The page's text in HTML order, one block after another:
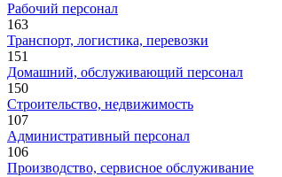
Рабочий персонал
163
Транспорт, логистика, перевозки
151
Домашний, обслуживающий персонал
150
Строительство, недвижимость
107
Административный персонал
106
Производство, сервисное обслуживание